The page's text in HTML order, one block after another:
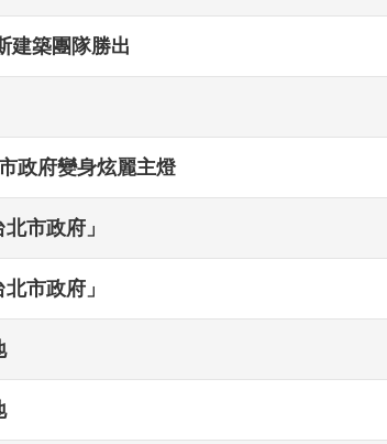
建築團隊勝出
政府變身炫麗主燈
市政府」
市政府」